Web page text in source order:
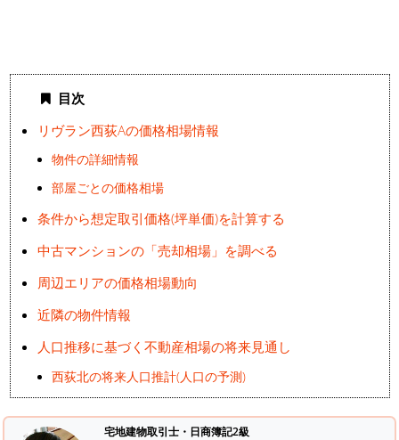
目次
リヴラン西荻Aの価格相場情報
物件の詳細情報
部屋ごとの価格相場
条件から想定取引価格(坪単価)を計算する
中古マンションの「売却相場」を調べる
周辺エリアの価格相場動向
近隣の物件情報
人口推移に基づく不動産相場の将来見通し
西荻北の将来人口推計(人口の予測)
宅地建物取引士・日商簿記2級